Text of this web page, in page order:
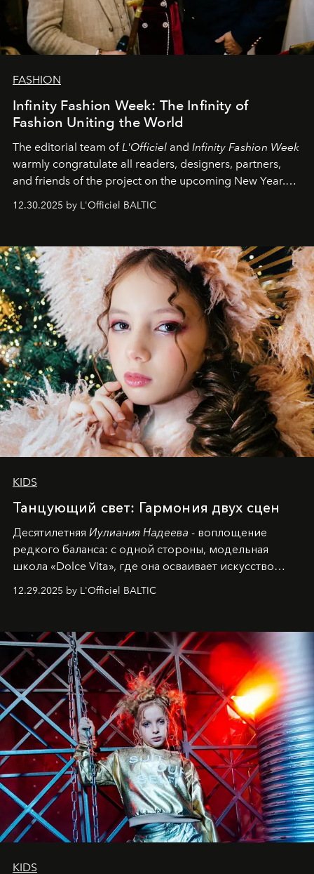
FASHION
Infinity Fashion Week: The Infinity of
Fashion Uniting the World
The editorial team of L'Officiel and Infinity Fashion Week
warmly congratulate all readers, designers, partners,
and friends of the project on the upcoming New Year.
achievements.
12.30.2025 by L'Officiel BALTIC
KIDS
Танцующий свет: Гармония двух сцен
Десятилетняя Иулиания Надеева - воплощение
редкого баланса: с одной стороны, модельная
школа «Dolce Vita», где она осваивает искусство
балетная студия при хореографическом училище,
танцевального пути за плечами.
12.29.2025 by L'Officiel BALTIC
KIDS